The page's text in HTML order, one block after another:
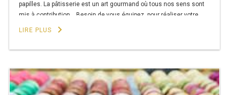
CUISINIÈRE
CUISINIÈRE 700 GAZ
papilles. La pâtisserie est un art gourmand où tous nos sens sont
mis à contribution. Besoin de vous équipez pour réaliser votre
gâteau ou vos pâtisseries ? Chez …
PÂTISSERIE »
LIRE PLUS keyboard_arrow_right